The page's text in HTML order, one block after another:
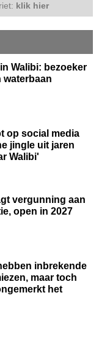
klik hier
Walibi: bezoeker
waterbaan
op social media
jingle uit jaren
Walibi'
vergunning aan
open in 2027
inbrekende
maar toch
het